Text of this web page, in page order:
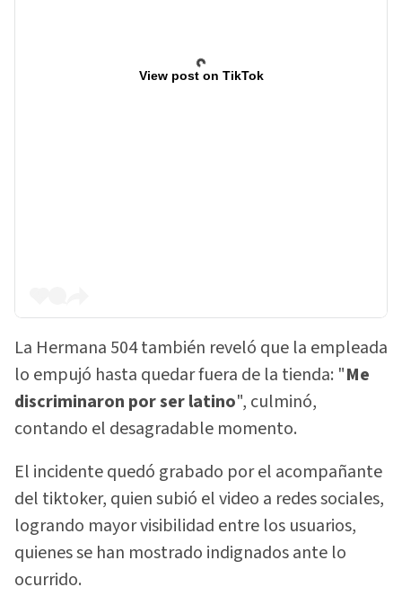
View post on TikTok
La Hermana 504 también reveló que la empleada
lo empujó hasta quedar fuera de la tienda: "Me
discriminaron por ser latino", culminó,
contando el desagradable momento.
El incidente quedó grabado por el acompañante
del tiktoker, quien subió el video a redes sociales,
logrando mayor visibilidad entre los usuarios,
quienes se han mostrado indignados ante lo
ocurrido.